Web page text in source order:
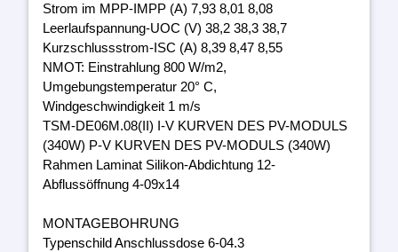
Strom im MPP-IMPP (A) 7,93 8,01 8,08
Leerlaufspannung-UOC (V) 38,2 38,3 38,7
Kurzschlussstrom-ISC (A) 8,39 8,47 8,55
NMOT: Einstrahlung 800 W/m2,
Umgebungstemperatur 20° C,
Windgeschwindigkeit 1 m/s
TSM-DE06M.08(II) I-V KURVEN DES PV-MODULS
(340W) P-V KURVEN DES PV-MODULS (340W)
Rahmen Laminat Silikon-Abdichtung 12-
Abflussöffnung 4-09x14
MONTAGEBOHRUNG
Typenschild Anschlussdose 6-04.3